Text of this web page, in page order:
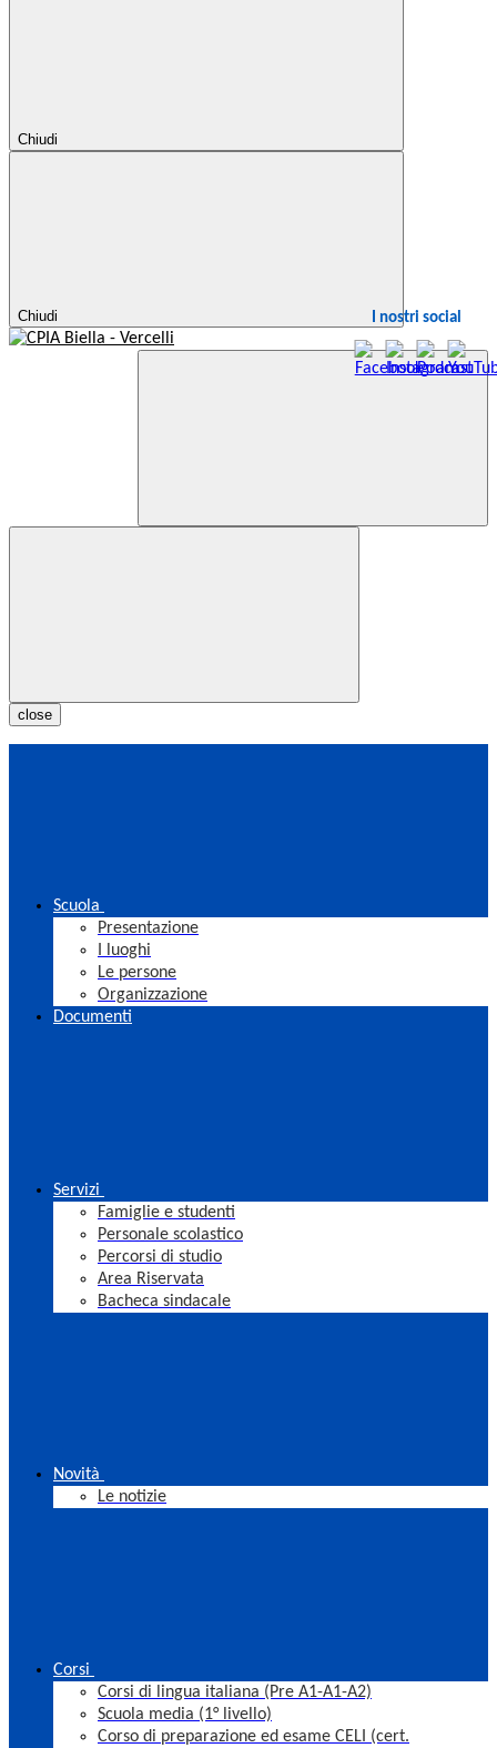
Chiudi
Chiudi I nostri social
close
Scuola
Presentazione
I luoghi
Le persone
Organizzazione
Documenti
Servizi
Famiglie e studenti
Personale scolastico
Percorsi di studio
Area Riservata
Bacheca sindacale
Novità
Le notizie
Corsi
Corsi di lingua italiana (Pre A1-A1-A2)
Scuola media (1° livello)
Corso di preparazione ed esame CELI (cert.